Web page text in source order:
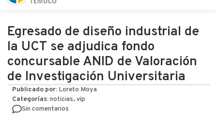
Egresado de diseño industrial de
la UCT se adjudica fondo
concursable ANID de Valoración
de Investigación Universitaria
Publicado por: Loreto Moya
Categorías:noticias, vip
Sin comentarios